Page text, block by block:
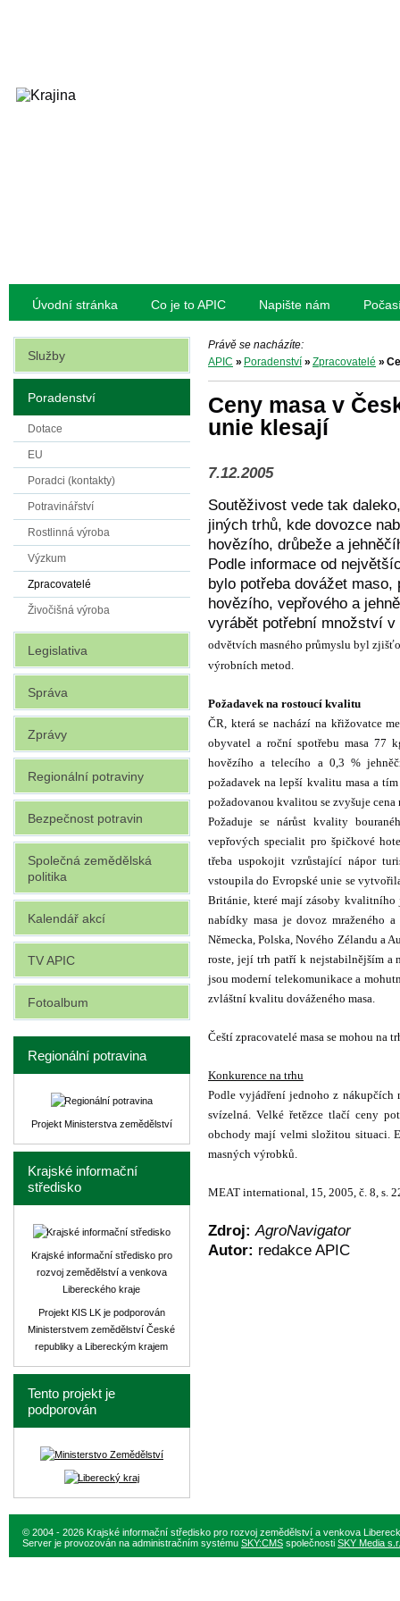
Úvodní stránka Co je to APIC Napište nám
Právě se nacházíte:
APIC » Poradenství » Zpracovatelé »
Ceny masa v
unie klesají
7.12.2005
Soutěživost vede tak
jiných trhů, kde dovozce
hovězího, drůbeže a
Podle informace od
bylo potřeba dovážet
hovězího, vepřového a
vyrábět potřební množství
odvětvích masného průmyslu byl
výrobních metod.
Požadavek na rostoucí kvalitu
ČR, která se nachází na křižovatce
obyvatel a roční spotřebu masa 77
hovězího a telecího a 0,3 %
požadavek na lepší kvalitu masa a
požadovanou kvalitou se zvyšuje cena
Požaduje se nárůst kvality
vepřových specialit pro špičkové
třeba uspokojit vzrůstající nápor
vstoupila do Evropské unie se
Británie, které mají zásoby kvalitního
nabídky masa je dovoz mraženého
Německa, Polska, Nového Zélandu a
roste, její trh patří k nejstabilnějším a
jsou moderní telekomunikace a
zvláštní kvalitu dováženého masa.
Čeští zpracovatelé masa se mohou na
Konkurence na trhu
Podle vyjádření jednoho z nákupčích
svízelná. Velké řetězce tlačí ceny
obchody mají velmi složitou situaci.
masných výrobků.
MEAT international, 15, 2005, č. 8, s.
Zdroj: AgroNavigator
Autor: redakce APIC
Služby
Poradenství
Dotace
EU
Poradci (kontakty)
Potravinářství
Rostlinná výroba
Výzkum
Zpracovatelé
Živočišná výroba
Legislativa
Správa
Zprávy
Regionální potraviny
Bezpečnost potravin
Společná zemědělská
politika
Kalendář akcí
TV APIC
Fotoalbum
Regionální potravina
Projekt Ministerstva zemědělství
Krajské informační
středisko
Krajské informační středisko pro
rozvoj zemědělství a venkova
Libereckého kraje
Projekt KIS LK je podporován
Ministerstvem zemědělství České
republiky a Libereckým krajem
Tento projekt je
podporován
© 2004 - 2026 Krajské informační středisko pro rozvoj zemědělství a venkova
Server je provozován na administračním systému SKY:CMS společnosti SKY Media